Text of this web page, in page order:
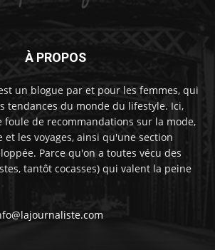
À PROPOS
un blogue par et pour les femmes, qui
tendances du monde du lifestyle. Ici,
foule de recommandations sur la mode,
et les voyages, ainsi qu'une section
Parce qu'on a toutes vécu des
tantôt cocasses) qui valent la peine